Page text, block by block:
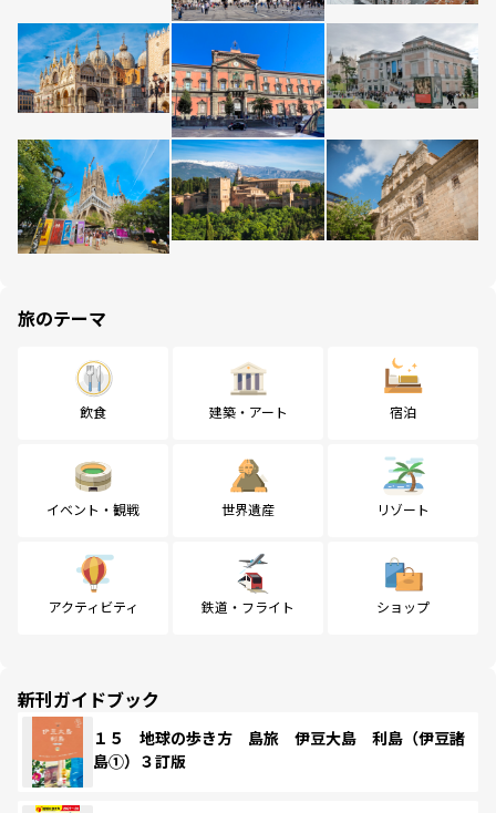
旅のテーマ
飲食 建築・アート 宿泊
イベント・観戦 世界遺産 リゾート
アクティビティ 鉄道・フライト ショップ
新刊ガイドブック
１５ 地球の歩き方 島旅 伊豆大島 利島（伊豆諸
島①）３訂版